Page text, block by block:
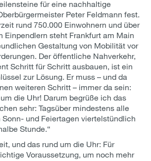
für eine nachhaltige
Peter Feldmann fest.
rund 750.000 Einwohnern und über
Einpendlern steht Frankfurt am Main
Gestaltung von Mobilität vor
Der öffentliche Nahverkehr,
Schritt für Schritt ausbauen, ist ein
zur Lösung. Er muss – und da
weiteren Schritt – immer da sein:
die Uhr! Darum begrüße ich das
sehr: Tagsüber mindestens alle
und Feiertagen viertelstündlich
Stunde.“
und das rund um die Uhr: Für
Voraussetzung, um noch mehr